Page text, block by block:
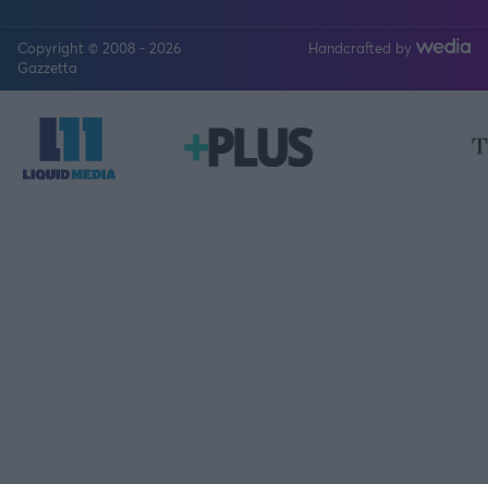
Copyright © 2008 - 2026
Gazzetta
Handcrafted by